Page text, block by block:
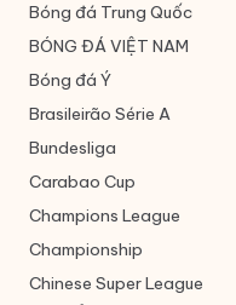
Bóng đá Trung Quốc
BÓNG ĐÁ VIỆT NAM
Bóng đá Ý
Brasileirão Série A
Bundesliga
Carabao Cup
Champions League
Championship
Chinese Super League